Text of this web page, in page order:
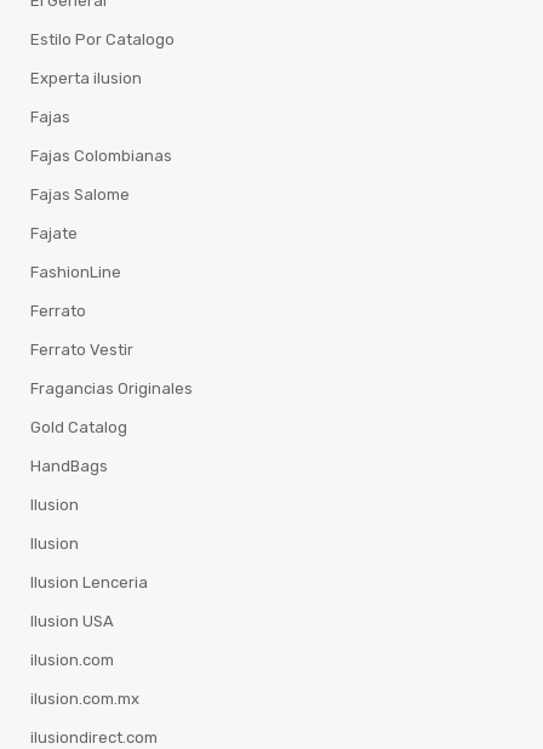
Estilo Por Catalogo
Experta ilusion
Fajas
Fajas Colombianas
Fajas Salome
Fajate
FashionLine
Ferrato
Ferrato Vestir
Fragancias Originales
Gold Catalog
HandBags
Ilusion
Ilusion
Ilusion Lenceria
Ilusion USA
ilusion.com
ilusion.com.mx
ilusiondirect.com